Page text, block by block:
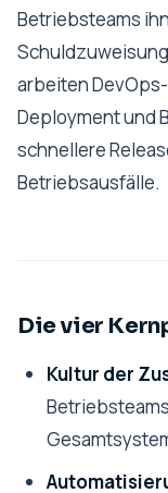
Betriebsteams
arbeiten
Deployment und
schnellere
Betriebsausfälle.
Die vier
Kultur der